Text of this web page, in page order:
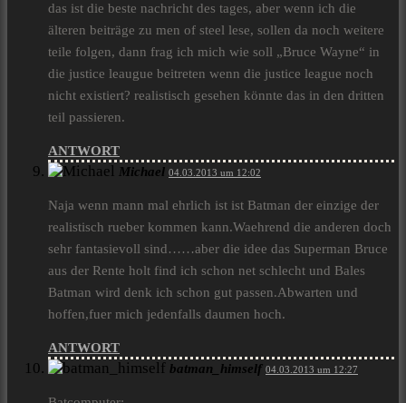
das ist die beste nachricht des tages, aber wenn ich die
älteren beiträge zu men of steel lese, sollen da noch weitere
teile folgen, dann frag ich mich wie soll „Bruce Wayne“ in
die justice leaugue beitreten wenn die justice league noch
nicht existiert? realistisch gesehen könnte das in den dritten
teil passieren.
ANTWORT
Michael 04.03.2013 um 12:02
Naja wenn mann mal ehrlich ist ist Batman der einzige der
realistisch rueber kommen kann.Waehrend die anderen doch
sehr fantasievoll sind……aber die idee das Superman Bruce
aus der Rente holt find ich schon net schlecht und Bales
Batman wird denk ich schon gut passen.Abwarten und
hoffen,fuer mich jedenfalls daumen hoch.
ANTWORT
batman_himself 04.03.2013 um 12:27